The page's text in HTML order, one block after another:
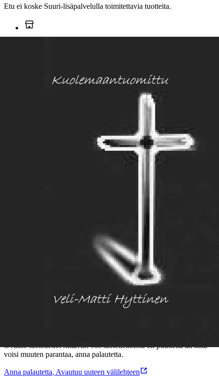
Etu ei koske Suuri‑lisäpalvelulla toimitettavia tuotteita.
hänen sormiensa välissä savusi pikkusikari. Pöydällä kahvikupon ja
konjakkilasin tyhjiksi ja tumppasi sikarinsa ja meni nukkumaan.
Ovatko tuotetiedot riittävät? Jos tuotetiedoissa on puutteita tai niitä
voisi muuten parantaa, anna palautetta.
Anna palautetta, Avautuu uuteen välilehteen